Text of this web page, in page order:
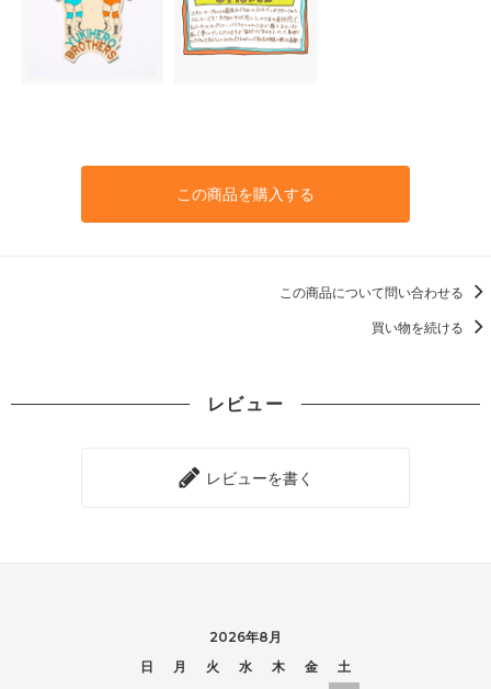
この商品を購入する
この商品について問い合わせる
買い物を続ける
レビュー
レビューを書く
2026年8月
日
月 火 水 木 金
土